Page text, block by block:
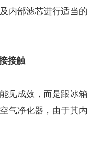
内部滤芯进行适当
接触
成效，而是跟冰箱
气净化器，由于其